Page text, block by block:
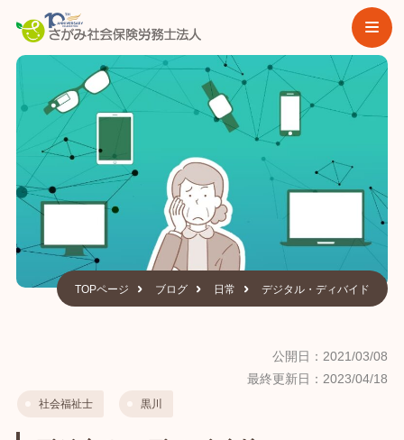
TOPページ ブログ 日常 デジタル・ディバイド
公開日：2021/03/08
最終更新日：2023/04/18
社会福祉士 黒川